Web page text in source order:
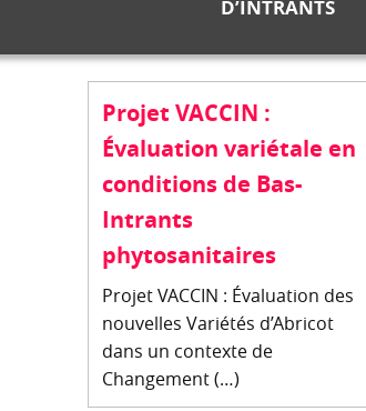
D’INTRANTS
Projet VACCIN :
Évaluation variétale en
conditions de Bas-
Intrants
phytosanitaires
Projet VACCIN : Évaluation des
nouvelles Variétés d’Abricot
dans un contexte de
Changement (…)